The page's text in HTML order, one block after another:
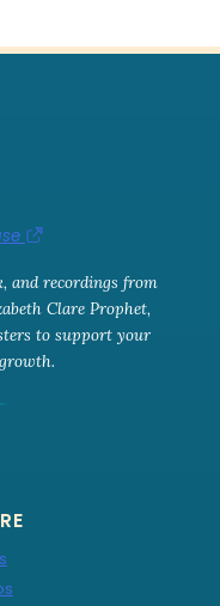
and recordings from
Clare Prophet,
to support your